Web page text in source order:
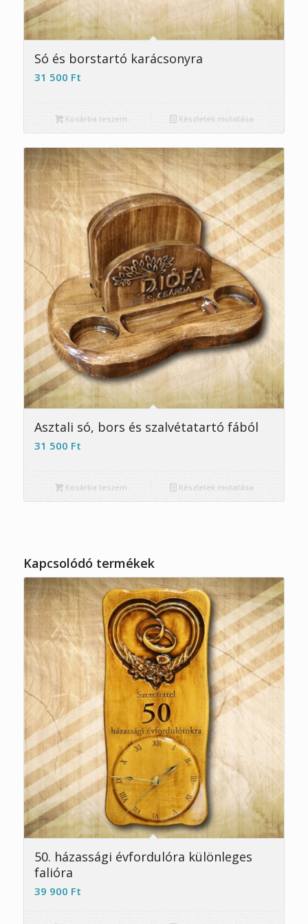
Só és borstartó karácsonyra
31 500 Ft
Kosárba teszem Részletek mutatása
5.00
Asztali só, bors és szalvétatartó fából
31 500 Ft
Kosárba teszem Részletek mutatása
Kapcsolódó termékek
5.00
50. házassági évfordulóra különleges
falióra
39 900 Ft